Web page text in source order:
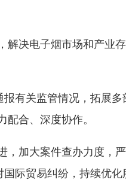
解决电子烟市场和产业
有关监管情况，拓展
合、深度协作。
，加大案件查办力度，
际贸易纠纷，持续优化